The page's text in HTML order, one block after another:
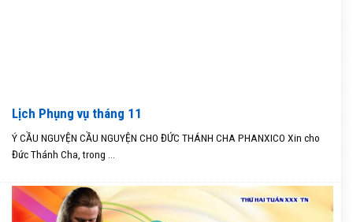
Lịch Phụng vụ tháng 11
Ý CẦU NGUYỆN CẦU NGUYỆN CHO ĐỨC THÁNH CHA PHANXICO Xin cho
Đức Thánh Cha, trong ...